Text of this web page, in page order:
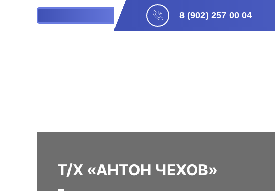
8 (902) 257 00 04
Т/Х «АНТОН ЧЕХОВ»